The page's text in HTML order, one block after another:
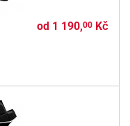
od 1 190,00Kč